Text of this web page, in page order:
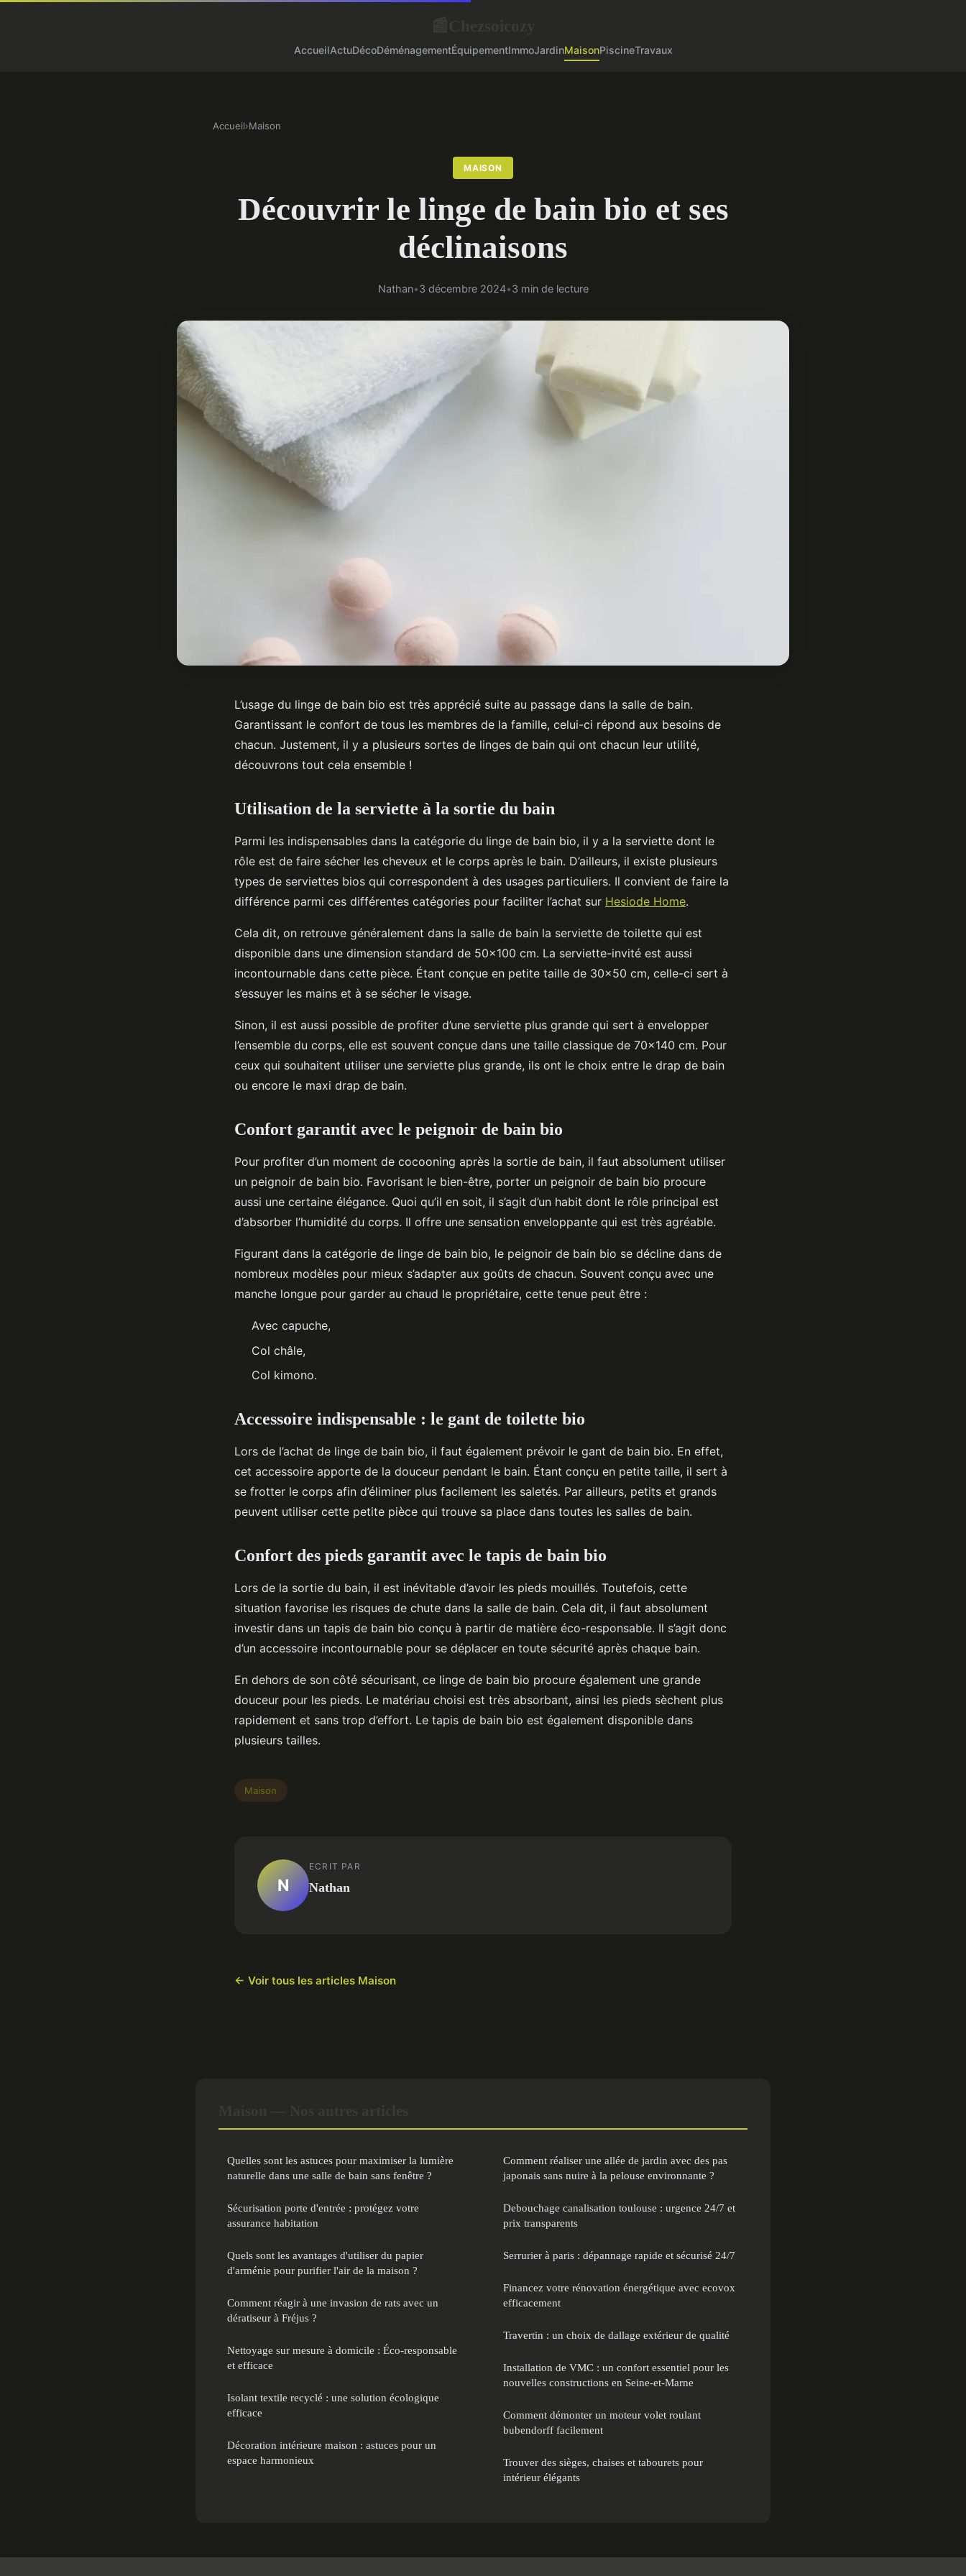
AccueilActuDécoDéménagementÉquipementImmoJardinMaisonPiscineTravaux
Accueil›Maison
MAISON
Découvrir le linge de bain bio et ses
déclinaisons
Nathan•3 décembre 2024•3 min de lecture
L’usage du linge de bain bio est très apprécié suite au passage dans la salle de bain.
Garantissant le confort de tous les membres de la famille, celui-ci répond aux besoins de
chacun. Justement, il y a plusieurs sortes de linges de bain qui ont chacun leur utilité,
découvrons tout cela ensemble !
Utilisation de la serviette à la sortie du bain
Parmi les indispensables dans la catégorie du linge de bain bio, il y a la serviette dont le
rôle est de faire sécher les cheveux et le corps après le bain. D’ailleurs, il existe plusieurs
types de serviettes bios qui correspondent à des usages particuliers. Il convient de faire la
différence parmi ces différentes catégories pour faciliter l’achat sur Hesiode Home.
Cela dit, on retrouve généralement dans la salle de bain la serviette de toilette qui est
disponible dans une dimension standard de 50×100 cm. La serviette-invité est aussi
incontournable dans cette pièce. Étant conçue en petite taille de 30×50 cm, celle-ci sert à
s’essuyer les mains et à se sécher le visage.
Sinon, il est aussi possible de profiter d’une serviette plus grande qui sert à envelopper
l’ensemble du corps, elle est souvent conçue dans une taille classique de 70×140 cm. Pour
ceux qui souhaitent utiliser une serviette plus grande, ils ont le choix entre le drap de bain
ou encore le maxi drap de bain.
Confort garantit avec le peignoir de bain bio
Pour profiter d’un moment de cocooning après la sortie de bain, il faut absolument utiliser
un peignoir de bain bio. Favorisant le bien-être, porter un peignoir de bain bio procure
aussi une certaine élégance. Quoi qu’il en soit, il s’agit d’un habit dont le rôle principal est
d’absorber l’humidité du corps. Il offre une sensation enveloppante qui est très agréable.
Figurant dans la catégorie de linge de bain bio, le peignoir de bain bio se décline dans de
nombreux modèles pour mieux s’adapter aux goûts de chacun. Souvent conçu avec une
manche longue pour garder au chaud le propriétaire, cette tenue peut être :
Avec capuche,
Col châle,
Col kimono.
Accessoire indispensable : le gant de toilette bio
Lors de l’achat de linge de bain bio, il faut également prévoir le gant de bain bio. En effet,
cet accessoire apporte de la douceur pendant le bain. Étant conçu en petite taille, il sert à
se frotter le corps afin d’éliminer plus facilement les saletés. Par ailleurs, petits et grands
peuvent utiliser cette petite pièce qui trouve sa place dans toutes les salles de bain.
Confort des pieds garantit avec le tapis de bain bio
Lors de la sortie du bain, il est inévitable d’avoir les pieds mouillés. Toutefois, cette
situation favorise les risques de chute dans la salle de bain. Cela dit, il faut absolument
investir dans un tapis de bain bio conçu à partir de matière éco-responsable. Il s’agit donc
d’un accessoire incontournable pour se déplacer en toute sécurité après chaque bain.
En dehors de son côté sécurisant, ce linge de bain bio procure également une grande
douceur pour les pieds. Le matériau choisi est très absorbant, ainsi les pieds sèchent plus
rapidement et sans trop d’effort. Le tapis de bain bio est également disponible dans
plusieurs tailles.
Maison
N
ECRIT PAR
Nathan
← Voir tous les articles Maison
Quelles sont les astuces pour maximiser la lumière
naturelle dans une salle de bain sans fenêtre ?
Sécurisation porte d'entrée : protégez votre
assurance habitation
Quels sont les avantages d'utiliser du papier
d'arménie pour purifier l'air de la maison ?
Comment réagir à une invasion de rats avec un
dératiseur à Fréjus ?
Nettoyage sur mesure à domicile : Éco-responsable
et efficace
Isolant textile recyclé : une solution écologique
efficace
Décoration intérieure maison : astuces pour un
espace harmonieux
Comment réaliser une allée de jardin avec des pas
japonais sans nuire à la pelouse environnante ?
Debouchage canalisation toulouse : urgence 24/7 et
prix transparents
Serrurier à paris : dépannage rapide et sécurisé 24/7
Financez votre rénovation énergétique avec ecovox
efficacement
Travertin : un choix de dallage extérieur de qualité
Installation de VMC : un confort essentiel pour les
nouvelles constructions en Seine-et-Marne
Comment démonter un moteur volet roulant
bubendorff facilement
Trouver des sièges, chaises et tabourets pour
intérieur élégants